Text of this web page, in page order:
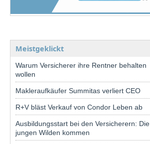
Meistgeklickt
Warum Versicherer ihre Rentner behalten
wollen
Makleraufkäufer Summitas verliert CEO
R+V bläst Verkauf von Condor Leben ab
Ausbildungsstart bei den Versicherern: Die
jungen Wilden kommen